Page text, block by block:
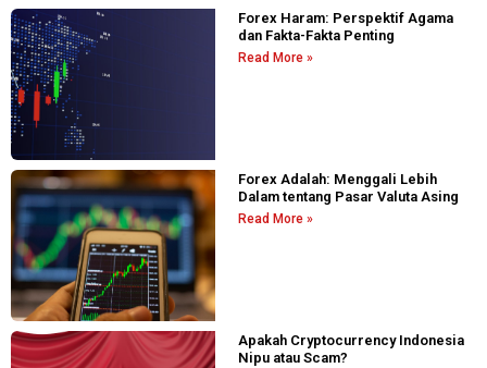
Forex Haram: Perspektif Agama
dan Fakta-Fakta Penting
Read More »
Forex Adalah: Menggali Lebih
Dalam tentang Pasar Valuta Asing
Read More »
Apakah Cryptocurrency Indonesia
Nipu atau Scam?